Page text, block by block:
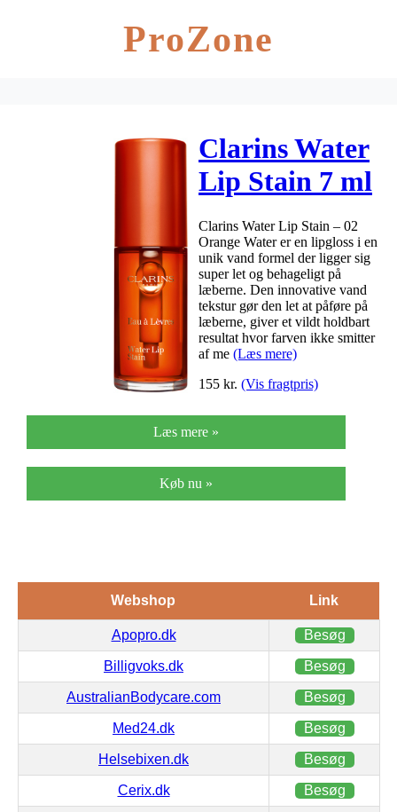
ProZone
Clarins Water
Lip Stain 7 ml
– 02 Orange
Water
Clarins Water Lip Stain – 02
Orange Water er en lipgloss i en
unik vand formel der ligger sig
super let og behageligt på
læberne. Den innovative vand
tekstur gør den let at påføre på
læberne, giver et vildt holdbart
resultat hvor farven ikke smitter
af me (Læs mere)
155 kr. (Vis fragtpris)
Læs mere »
Køb nu »
Webshop Link
Apopro.dk Besøg
Billigvoks.dk Besøg
AustralianBodycare.com Besøg
Med24.dk Besøg
Helsebixen.dk Besøg
Cerix.dk Besøg